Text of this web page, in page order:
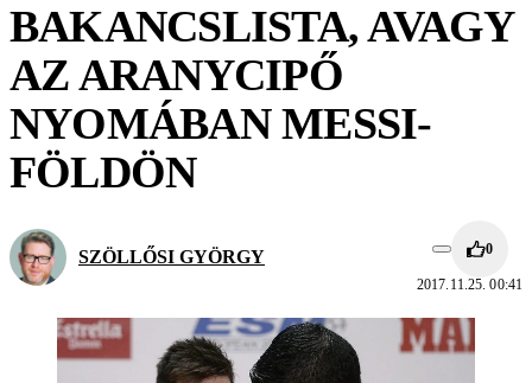
BAKANCSLISTA, AVAGY
AZ ARANYCIPŐ
NYOMÁBAN MESSI-
FÖLDÖN
SZÖLLŐSI GYÖRGY 0
2017.11.25. 00:41